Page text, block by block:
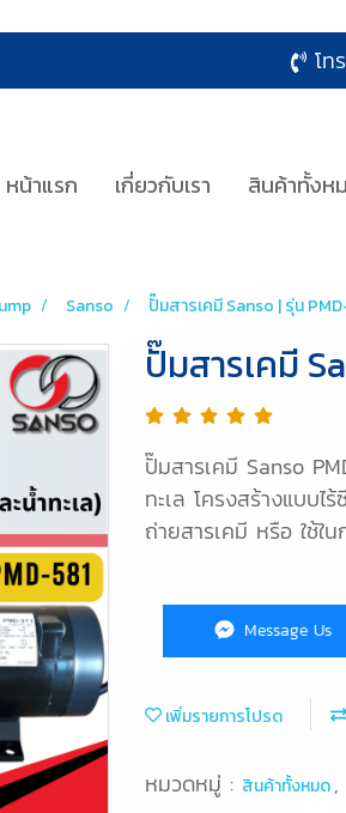
โท
หน้าแรก เกี่ยวกับเรา สินค้าทั้ง
Sanso ปั๊มสารเคมี Sanso | รุ่น
ปั๊มสารเคมี
ปั๊มสารเคมี Sanso
ทะเล โครงสร้างแบบไ
ถ่ายสารเคมี หรือ ใช้ใน
Message Us
เพิ่มรายการโปรด
หมวดหมู่ : สินค้าทั้งหมด,